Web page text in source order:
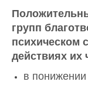
групп
психическом
действиях их
в понижении